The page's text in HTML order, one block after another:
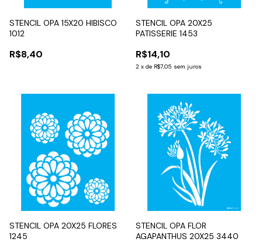
STENCIL OPA 15X20 HIBISCO
1012
R$8,40
STENCIL OPA 20X25
PATISSERIE 1453
R$14,10
2 x de R$7,05 sem juros
STENCIL OPA 20X25 FLORES
1245
STENCIL OPA FLOR
AGAPANTHUS 20X25 3440